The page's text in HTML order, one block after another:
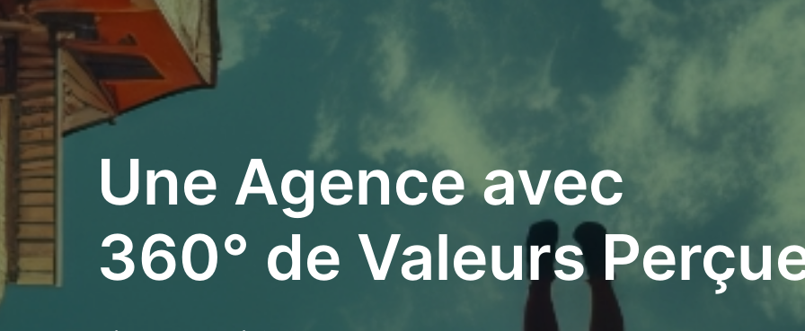
Une Agence avec
360° de Valeurs